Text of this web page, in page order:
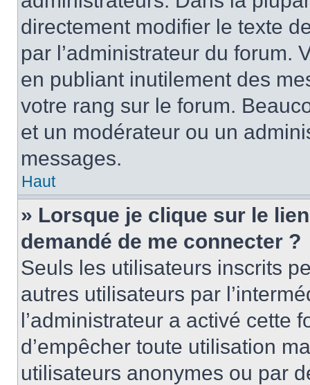
directement modifier le texte
par l’administrateur du forum.
en publiant inutilement des
votre rang sur le forum.
et un modérateur ou un
messages.
Haut
» Lorsque je clique sur le
demandé de me connecter ?
Seuls les utilisateurs inscrits
autres utilisateurs par
l’administrateur a activé cette
d’empêcher toute utilisation
utilisateurs anonymes ou par